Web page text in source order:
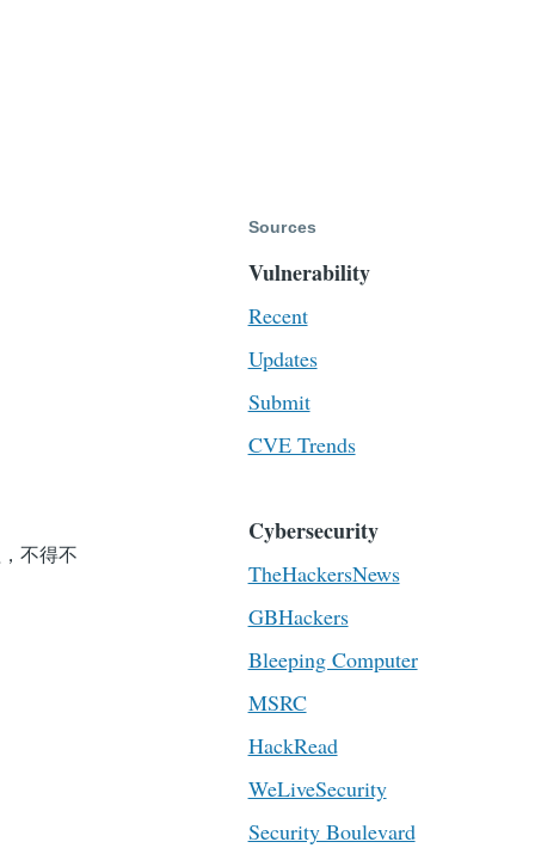
不得不
Sources
Vulnerability
Recent
Updates
Submit
CVE Trends
Cybersecurity
TheHackersNews
GBHackers
Bleeping Computer
MSRC
HackRead
WeLiveSecurity
Security Boulevard